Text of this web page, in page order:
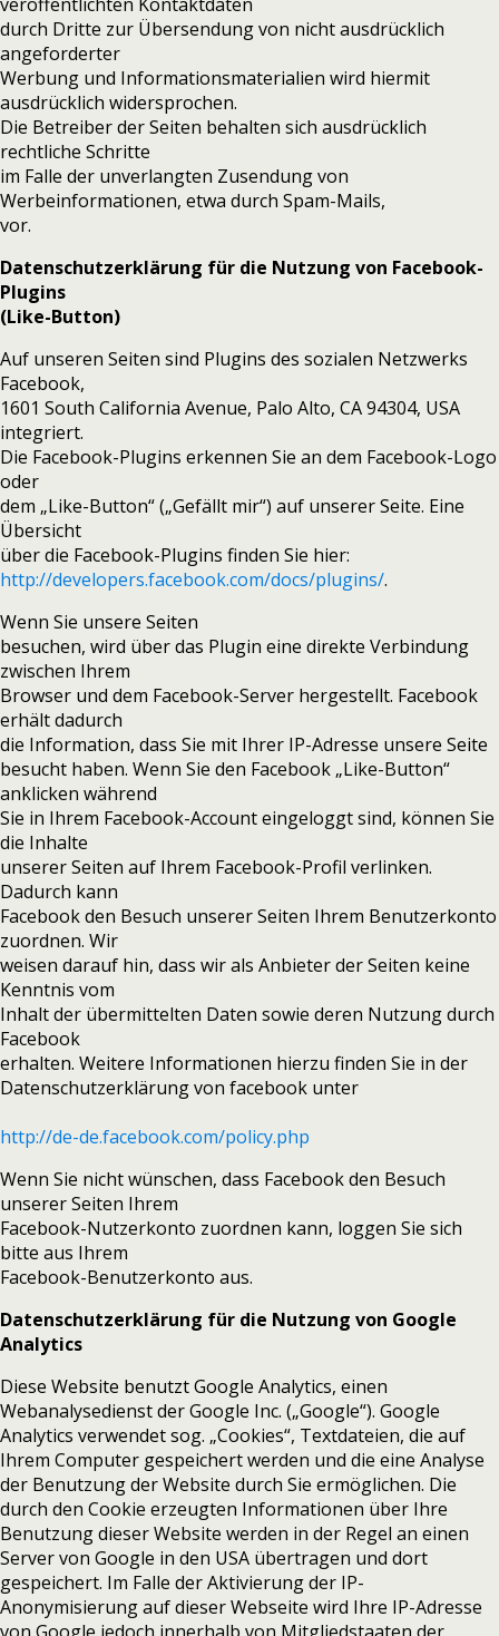
durch Dritte zur Übersendung von nicht ausdrücklich
angeforderter
Werbung und Informationsmaterialien wird hiermit
ausdrücklich widersprochen.
Die Betreiber der Seiten behalten sich ausdrücklich
rechtliche Schritte
im Falle der unverlangten Zusendung von
Werbeinformationen, etwa durch Spam-Mails,
vor.
Datenschutzerklärung für die Nutzung von Facebook-
Plugins
(Like-Button)
Auf unseren Seiten sind Plugins des sozialen Netzwerks
Facebook,
1601 South California Avenue, Palo Alto, CA 94304, USA
integriert.
Die Facebook-Plugins erkennen Sie an dem Facebook-Logo
oder
dem „Like-Button“ („Gefällt mir“) auf unserer Seite. Eine
Übersicht
über die Facebook-Plugins finden Sie hier:
http://developers.facebook.com/docs/plugins/.
Wenn Sie unsere Seiten
besuchen, wird über das Plugin eine direkte Verbindung
zwischen Ihrem
Browser und dem Facebook-Server hergestellt. Facebook
erhält dadurch
die Information, dass Sie mit Ihrer IP-Adresse unsere Seite
besucht haben. Wenn Sie den Facebook „Like-Button“
anklicken während
Sie in Ihrem Facebook-Account eingeloggt sind, können Sie
die Inhalte
unserer Seiten auf Ihrem Facebook-Profil verlinken.
Dadurch kann
Facebook den Besuch unserer Seiten Ihrem Benutzerkonto
zuordnen. Wir
weisen darauf hin, dass wir als Anbieter der Seiten keine
Kenntnis vom
Inhalt der übermittelten Daten sowie deren Nutzung durch
Facebook
erhalten. Weitere Informationen hierzu finden Sie in der
Datenschutzerklärung von facebook unter
http://de-de.facebook.com/policy.php
Wenn Sie nicht wünschen, dass Facebook den Besuch
unserer Seiten Ihrem
Facebook-Nutzerkonto zuordnen kann, loggen Sie sich
bitte aus Ihrem
Facebook-Benutzerkonto aus.
Datenschutzerklärung für die Nutzung von Google
Analytics
Diese Website benutzt Google Analytics, einen
Webanalysedienst der Google Inc. („Google“). Google
Analytics verwendet sog. „Cookies“, Textdateien, die auf
Ihrem Computer gespeichert werden und die eine Analyse
der Benutzung der Website durch Sie ermöglichen. Die
durch den Cookie erzeugten Informationen über Ihre
Benutzung dieser Website werden in der Regel an einen
Server von Google in den USA übertragen und dort
gespeichert. Im Falle der Aktivierung der IP-
Anonymisierung auf dieser Webseite wird Ihre IP-Adresse